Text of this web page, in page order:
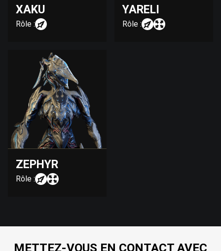
XAKU
Rôle :
YARELI
Rôle :
ZEPHYR
Rôle :
METTEZ-VOUS EN CONTACT AVEC